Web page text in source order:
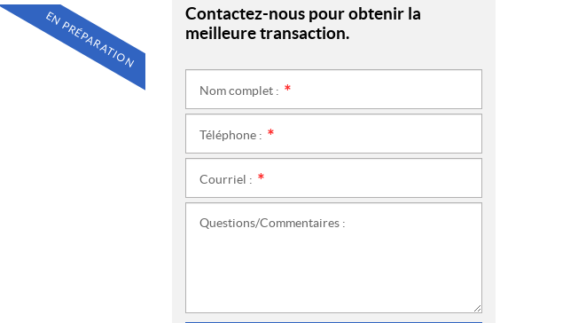
EN PRÉPARATION
Contactez-nous pour obtenir la
meilleure transaction.
Nom complet :
Téléphone :
Courriel :
Questions/Commentaires :